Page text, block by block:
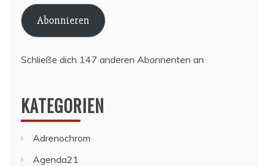
Adresse
Abonnieren
Schließe dich 147 anderen Abonnenten an
KATEGORIEN
Adrenochrom
Agenda21